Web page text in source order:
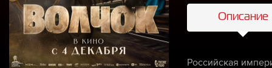
Описание
Российская